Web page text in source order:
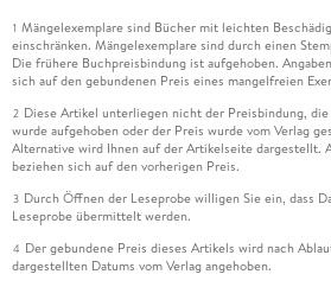
1 Mängelexemplare sind Bücher mit leichten
einschränken. Mängelexemplare sind durch einen
Die frühere Buchpreisbindung ist aufgehoben.
sich auf den gebundenen Preis eines mangelfreien
2 Diese Artikel unterliegen nicht der Preisbindung,
wurde aufgehoben oder der Preis wurde vom Verlag
Alternative wird Ihnen auf der Artikelseite dargestellt.
beziehen sich auf den vorherigen Preis.
3 Durch Öffnen der Leseprobe willigen Sie ein, dass
Leseprobe übermittelt werden.
4 Der gebundene Preis dieses Artikels wird nach
dargestellten Datums vom Verlag angehoben.